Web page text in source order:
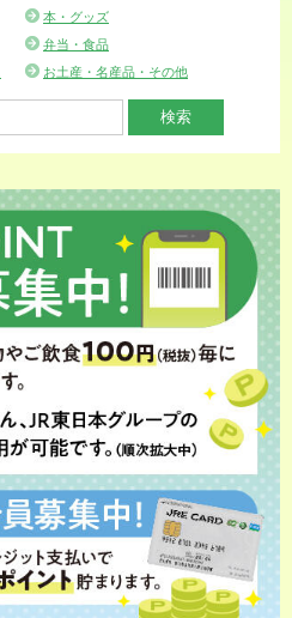
本・グッズ
弁当・食品
お土産・名産品・その他